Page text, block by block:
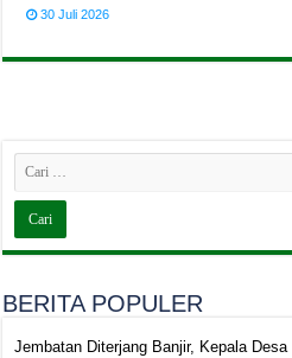
30 Juli 2026
BERITA POPULER
Jembatan Diterjang Banjir, Kepala